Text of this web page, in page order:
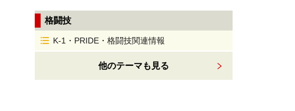
格闘技
K-1・PRIDE・格闘技関連情報
他のテーマも見る